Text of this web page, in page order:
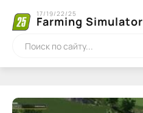
Farming Simulator
17/19/22/25